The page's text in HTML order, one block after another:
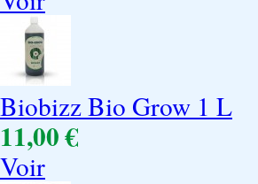
Biobizz Bio Grow 1 L
11,00 €
Voir